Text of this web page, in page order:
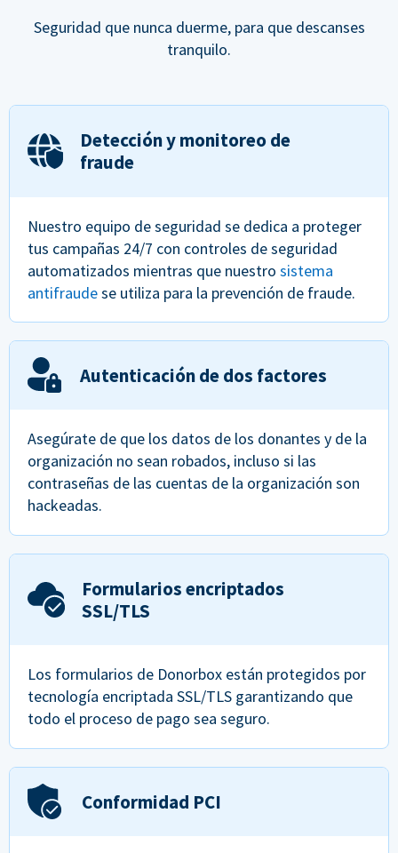
Seguridad que nunca duerme, para que descanses
tranquilo.
Detección y monitoreo de
fraude
Nuestro equipo de seguridad se dedica a proteger
tus campañas 24/7 con controles de seguridad
automatizados mientras que nuestro sistema
antifraudese utiliza para la prevención de fraude.
Autenticación de dos factores
Asegúrate de que los datos de los donantes y de la
organización no sean robados, incluso si las
contraseñas de las cuentas de la organización son
hackeadas.
Formularios encriptados
SSL/TLS
Los formularios de Donorbox están protegidos por
tecnología encriptada SSL/TLS garantizando que
todo el proceso de pago sea seguro.
Conformidad PCI